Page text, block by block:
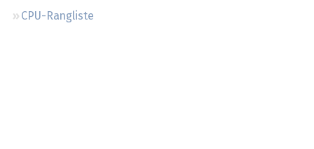
CPU-Rangliste